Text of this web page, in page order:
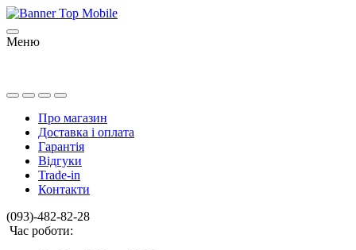
Меню
Про магазин
Доставка і оплата
Гарантія
Відгуки
Trade-in
Контакти
(093)-482-82-28
Час роботи: